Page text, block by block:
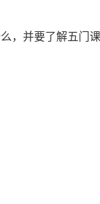
，并要了解五门课